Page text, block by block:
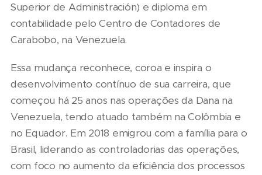
Superior de Administración) e diploma em
contabilidade pelo Centro de Contadores de
Carabobo, na Venezuela.
Essa mudança reconhece, coroa e inspira o
desenvolvimento contínuo de sua carreira, que
começou há 25 anos nas operações da Dana na
Venezuela, tendo atuado também na Colômbia e
no Equador. Em 2018 emigrou com a família para o
Brasil, liderando as controladorias das operações,
com foco no aumento da eficiência dos processos